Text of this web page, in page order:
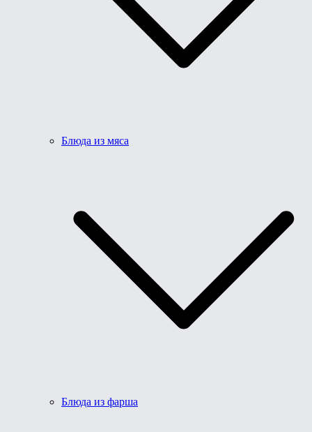
Блюда из мяса
Блюда из фарша